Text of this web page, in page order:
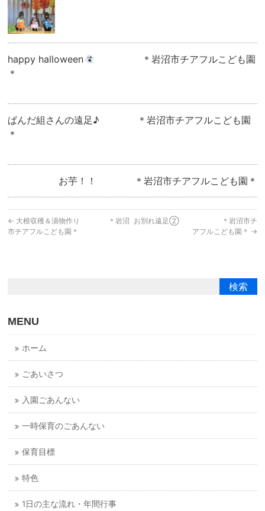
happy halloween
＊岩沼市チアフルこども園
＊
ぱんだ組さんの遠足♪ ＊岩沼市チアフルこども園
＊
お芋！！ ＊岩沼市チアフルこども園＊
← 大根収穫＆漬物作り ＊岩沼
市チアフルこども園＊
お別れ遠足② ＊岩沼市チ
アフルこども園＊ →
MENU
ホーム
ごあいさつ
入園ごあんない
一時保育のごあんない
保育目標
特色
1日の主な流れ・年間行事